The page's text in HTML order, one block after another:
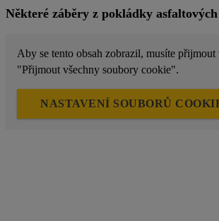
Některé záběry z pokládky
Aby se tento obsah zobrazil, musíte
"Přijmout všechny soubory cookie".
NASTAVENÍ SOUBORŮ